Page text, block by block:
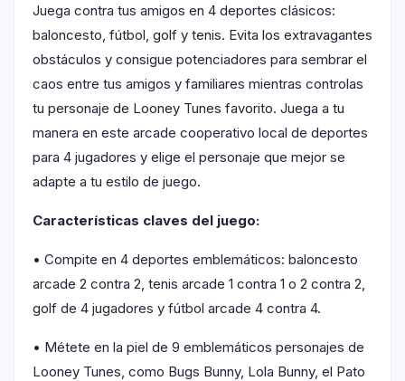
Juega contra tus amigos en 4 deportes clásicos:
baloncesto, fútbol, golf y tenis. Evita los extravagantes
obstáculos y consigue potenciadores para sembrar el
caos entre tus amigos y familiares mientras controlas
tu personaje de Looney Tunes favorito. Juega a tu
manera en este arcade cooperativo local de deportes
para 4 jugadores y elige el personaje que mejor se
adapte a tu estilo de juego.
Características claves del juego:
• Compite en 4 deportes emblemáticos: baloncesto
arcade 2 contra 2, tenis arcade 1 contra 1 o 2 contra 2,
golf de 4 jugadores y fútbol arcade 4 contra 4.
• Métete en la piel de 9 emblemáticos personajes de
Looney Tunes, como Bugs Bunny, Lola Bunny, el Pato